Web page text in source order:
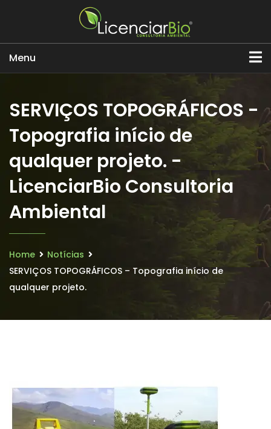
Menu
SERVIÇOS TOPOGRÁFICOS -
Topografia início de
qualquer projeto. -
LicenciarBio Consultoria
Ambiental
Home
Notícias
SERVIÇOS TOPOGRÁFICOS – Topografia início de
qualquer projeto.